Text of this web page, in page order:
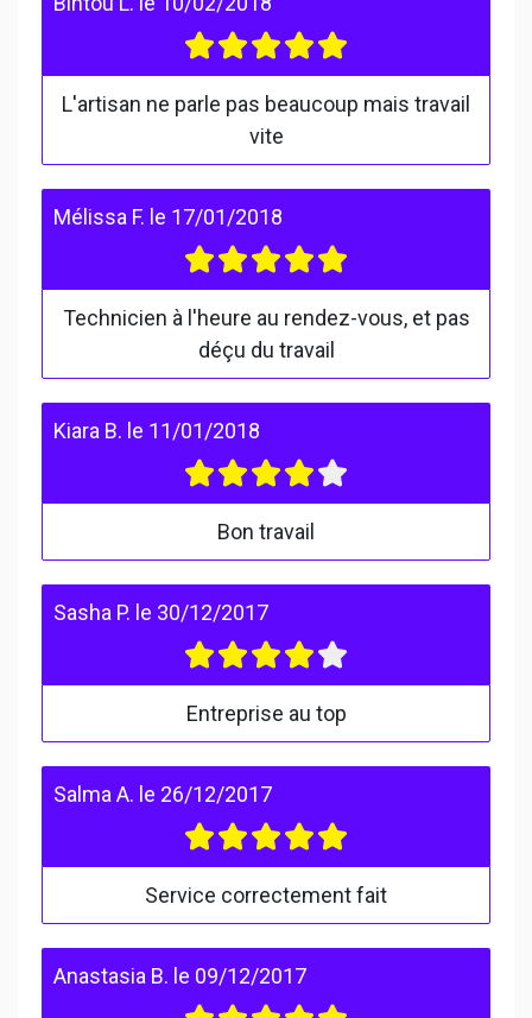
L'artisan ne parle pas beaucoup mais travail
vite
Mélissa F. le 17/01/2018
Technicien à l'heure au rendez-vous, et pas
déçu du travail
Kiara B. le 11/01/2018
Bon travail
Sasha P. le 30/12/2017
Entreprise au top
Salma A. le 26/12/2017
Service correctement fait
Anastasia B. le 09/12/2017